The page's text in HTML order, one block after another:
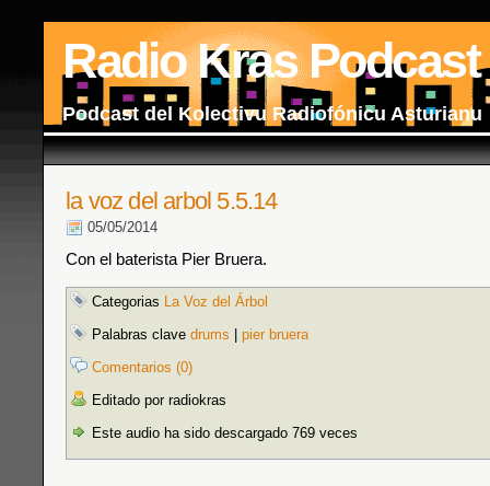
Radio Kras Podcast
Podcast del Kolectivu Radiofónicu Asturianu
la voz del arbol 5.5.14
05/05/2014
Con el baterista Pier Bruera.
Categorias La Voz del Árbol
Palabras clave drums
pier bruera
Comentarios (0)
Editado por radiokras
Este audio ha sido descargado 769 veces